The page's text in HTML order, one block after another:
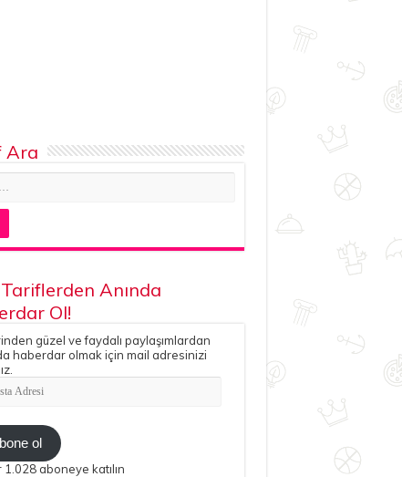
Ara
Anında
Ol!
güzel ve faydalı paylaşımlardan
haberdar olmak için mail adresinizi
ol
aboneye katılın